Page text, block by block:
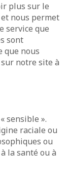
plus sur le
nous permet
service que
sont
que nous
sur notre site à
sensible ».
raciale ou
ou
la santé ou à